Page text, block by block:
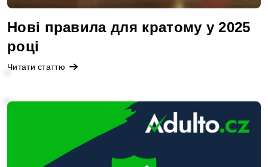
Нові правила для кратому у 2025
році
Читати статтю